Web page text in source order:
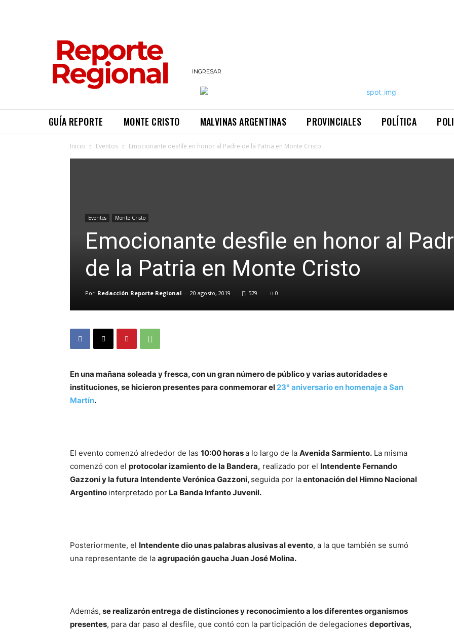
INGRESAR
GUÍA REPORTE MONTE CRISTO MALVINAS ARGENTINAS PROVINCIALES POLÍTICA
Inicio Eventos Emocionante desfile en honor al Padre de la Patria en Monte Cristo
Eventos Monte Cristo
Emocionante desfile en honor al
de la Patria en Monte Cristo
Por Redacción Reporte Regional - 20 agosto, 2019 579 0
En una mañana soleada y fresca, con un gran número de público y varias autoridades e
instituciones, se hicieron presentes para conmemorar el 23° aniversario en homenaje a San
Martín.
El evento comenzó alrededor de las 10:00 horasa lo largo de la Avenida Sarmiento. La misma
comenzó con el protocolar izamiento de la Bandera, realizado por el Intendente Fernando
Gazzoni y la futura Intendente Verónica Gazzoni, seguida por laentonación del Himno Nacional
Argentino interpretado por La Banda Infanto Juvenil.
Posteriormente, el Intendente dio unas palabras alusivas al evento, a la que también se sumó
una representante de la agrupación gaucha Juan José Molina.
Además, se realizarón entrega de distinciones y reconocimiento a los diferentes organismos
presentes, para dar paso al desfile, que contó con la participación de delegaciones deportivas,